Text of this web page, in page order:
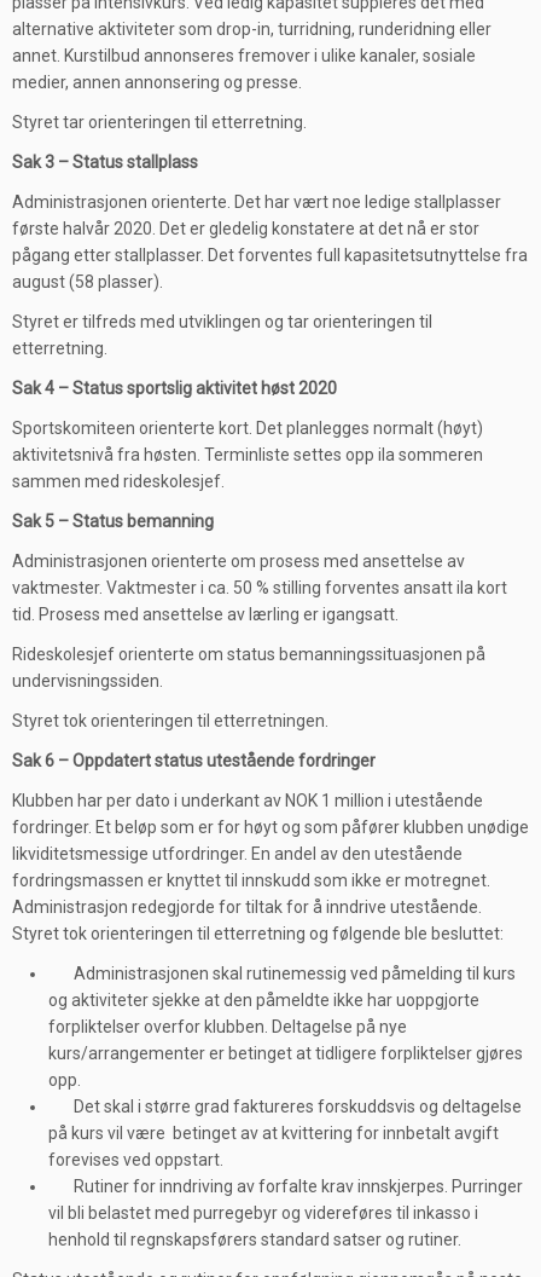
alternative aktiviteter som drop-in, turridning, runderidning eller
annet. Kurstilbud annonseres fremover i ulike kanaler, sosiale
medier, annen annonsering og presse.
Styret tar orienteringen til etterretning.
Sak 3 – Status stallplass
Administrasjonen orienterte. Det har vært noe ledige stallplasser
første halvår 2020. Det er gledelig konstatere at det nå er stor
pågang etter stallplasser. Det forventes full kapasitetsutnyttelse fra
august (58 plasser).
Styret er tilfreds med utviklingen og tar orienteringen til
etterretning.
Sak 4 – Status sportslig aktivitet høst 2020
Sportskomiteen orienterte kort. Det planlegges normalt (høyt)
aktivitetsnivå fra høsten. Terminliste settes opp ila sommeren
sammen med rideskolesjef.
Sak 5 – Status bemanning
Administrasjonen orienterte om prosess med ansettelse av
vaktmester. Vaktmester i ca. 50 % stilling forventes ansatt ila kort
tid. Prosess med ansettelse av lærling er igangsatt.
Rideskolesjef orienterte om status bemanningssituasjonen på
undervisningssiden.
Styret tok orienteringen til etterretningen.
Sak 6 – Oppdatert status utestående fordringer
Klubben har per dato i underkant av NOK 1 million i utestående
fordringer. Et beløp som er for høyt og som påfører klubben unødige
likviditetsmessige utfordringer. En andel av den utestående
fordringsmassen er knyttet til innskudd som ikke er motregnet.
Administrasjon redegjorde for tiltak for å inndrive utestående.
Styret tok orienteringen til etterretning og følgende ble besluttet:
Administrasjonen skal rutinemessig ved påmelding til kurs
og aktiviteter sjekke at den påmeldte ikke har uoppgjorte
forpliktelser overfor klubben. Deltagelse på nye
kurs/arrangementer er betinget at tidligere forpliktelser gjøres
opp.
Det skal i større grad faktureres forskuddsvis og deltagelse
på kurs vil være betinget av at kvittering for innbetalt avgift
forevises ved oppstart.
Rutiner for inndriving av forfalte krav innskjerpes. Purringer
vil bli belastet med purregebyr og videreføres til inkasso i
henhold til regnskapsførers standard satser og rutiner.